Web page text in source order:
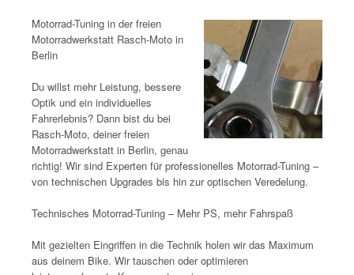
Motorrad-Tuning in der freien
Motorradwerkstatt Rasch-Moto in
Berlin
Du willst mehr Leistung, bessere
Optik und ein individuelles
Fahrerlebnis? Dann bist du bei
Rasch-Moto, deiner freien
Motorradwerkstatt in Berlin, genau
richtig! Wir sind Experten für professionelles Motorrad-Tuning –
von technischen Upgrades bis hin zur optischen Veredelung.
Technisches Motorrad-Tuning – Mehr PS, mehr Fahrspaß
Mit gezielten Eingriffen in die Technik holen wir das Maximum
aus deinem Bike. Wir tauschen oder optimieren